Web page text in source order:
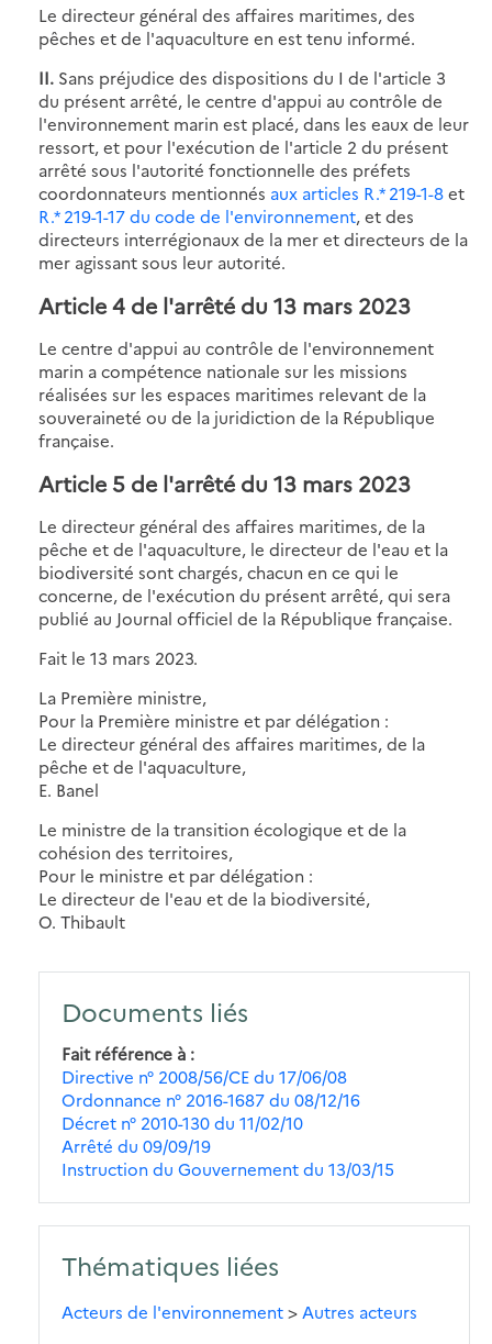
Le directeur général des affaires maritimes, des
pêches et de l'aquaculture en est tenu informé.
II. Sans préjudice des dispositions du I de l'article 3
du présent arrêté, le centre d'appui au contrôle de
l'environnement marin est placé, dans les eaux de leur
ressort, et pour l'exécution de l'article 2 du présent
arrêté sous l'autorité fonctionnelle des préfets
coordonnateurs mentionnés aux articles R.* 219-1-8et
R.* 219-1-17 du code de l'environnement, et des
directeurs interrégionaux de la mer et directeurs de la
mer agissant sous leur autorité.
Article 4 de l'arrêté du 13 mars 2023
Le centre d'appui au contrôle de l'environnement
marin a compétence nationale sur les missions
réalisées sur les espaces maritimes relevant de la
souveraineté ou de la juridiction de la République
française.
Article 5 de l'arrêté du 13 mars 2023
Le directeur général des affaires maritimes, de la
pêche et de l'aquaculture, le directeur de l'eau et la
biodiversité sont chargés, chacun en ce qui le
concerne, de l'exécution du présent arrêté, qui sera
publié au Journal officiel de la République française.
Fait le 13 mars 2023.
La Première ministre,
Pour la Première ministre et par délégation :
Le directeur général des affaires maritimes, de la
pêche et de l'aquaculture,
E. Banel
Le ministre de la transition écologique et de la
cohésion des territoires,
Pour le ministre et par délégation :
Le directeur de l'eau et de la biodiversité,
O. Thibault
Documents liés
Fait référence à
Directive n° 2008/56/CE du 17/06/08
Ordonnance n° 2016-1687 du 08/12/16
Décret n° 2010-130 du 11/02/10
Arrêté du 09/09/19
Instruction du Gouvernement du 13/03/15
Thématiques liées
Acteurs de l'environnement> Autres acteurs